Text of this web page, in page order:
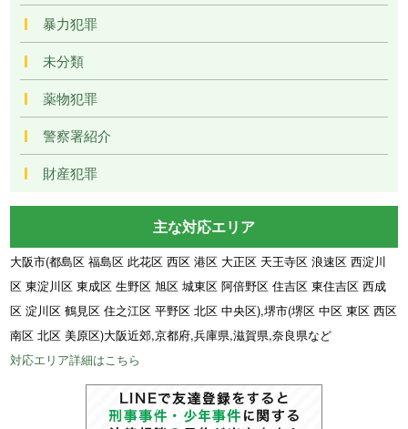
暴力犯罪
未分類
薬物犯罪
警察署紹介
財産犯罪
主な対応エリア
大阪市(都島区 福島区 此花区 西区 港区 大正区 天王寺区 浪速区 西淀川
区 東淀川区 東成区 生野区 旭区 城東区 阿倍野区 住吉区 東住吉区 西成
区 淀川区 鶴見区 住之江区 平野区 北区 中央区),堺市(堺区 中区 東区 西区
南区 北区 美原区)大阪近郊,京都府,兵庫県,滋賀県,奈良県など
対応エリア詳細はこちら